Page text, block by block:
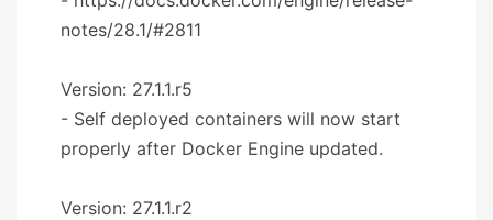
notes/28.1/#2811
Version: 27.1.1.r5
- Self deployed containers will now start
properly after Docker Engine updated.
Version: 27.1.1.r2